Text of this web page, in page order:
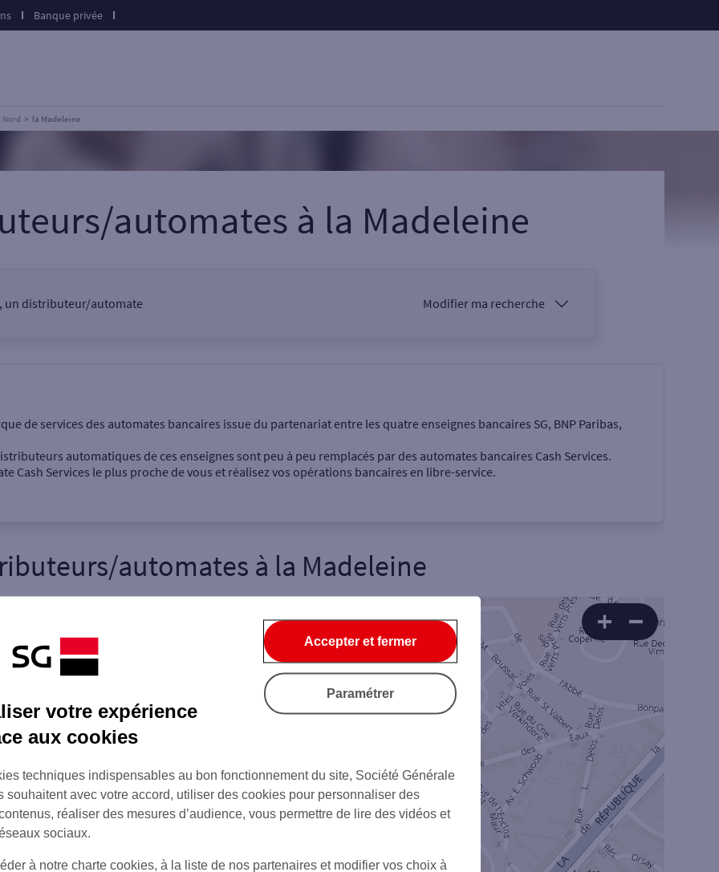
Banque privée
Nord la Madeleine
automates à la Madeleine
un distributeur/automate Modifier ma recherche
Dépôt de billets €
Rechercher
de services des automates bancaires issue du partenariat entre les quatre enseignes bancaires SG, BNP Paribas,
automatiques de ces enseignes sont peu à peu remplacés par des automates bancaires Cash Services.
Cash Services le plus proche de vous et réalisez vos opérations bancaires en libre-service.
automates à la Madeleine
votre expérience
aux cookies
techniques indispensables au bon fonctionnement du site, Société Générale
souhaitent avec votre accord, utiliser des cookies pour personnaliser des
réaliser des mesures d’audience, vous permettre de lire des vidéos et
sociaux.
à notre charte cookies, à la liste de nos partenaires et modifier vos choix à
Accepter et fermer
Paramétrer